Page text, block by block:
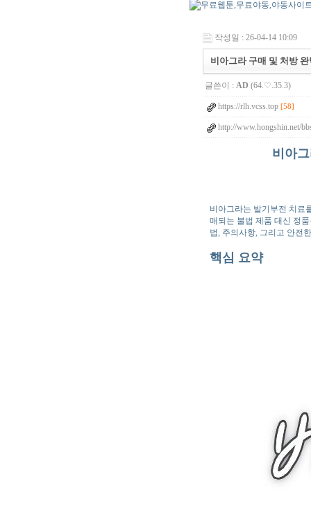
작성일 : 26-04-14 10:09
비아그라 구매 및 처방
글쓴이 : AD (64.♡.35.3)
https://rlh.vcss.top [58]
http://www.hongshin.net/
비아
비아그라는 발기부전 치료
매되는 불법 제품 대신 정
법, 주의사항, 그리고 안전
핵심 요약